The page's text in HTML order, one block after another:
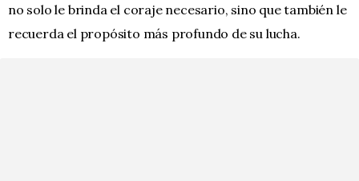
no solo le brinda el coraje necesario, sino que también le
recuerda el propósito más profundo de su lucha.